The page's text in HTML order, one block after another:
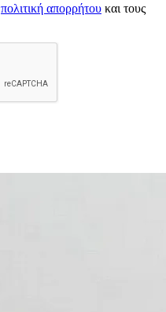
πολιτική απορρήτου και τους